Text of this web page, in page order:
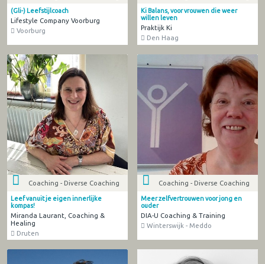
(Gli-) Leefstijlcoach
Lifestyle Company Voorburg
Voorburg
Ki Balans, voor vrouwen die weer
willen leven
Praktijk Ki
Den Haag
Coaching - Diverse Coaching
Leef vanuit je eigen innerlijke
kompas!
Miranda Laurant, Coaching &
Healing
Druten
Coaching - Diverse Coaching
Meer zelfvertrouwen voor jong en
ouder
DIA-U Coaching & Training
Winterswijk - Meddo